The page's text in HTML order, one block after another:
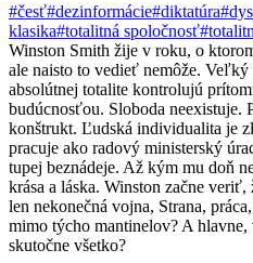
#česť#dezinformácie#diktatúra
klasika#totalitná spoločnosť
Winston Smith žije v roku, o
ale naisto to vedieť nemôže.
absolútnej totalite kontrolujú
budúcnosťou. Sloboda neexistuje.
konštrukt. Ľudská individualita je
pracuje ako radový ministerský
tupej beznádeje. Až kým mu doň
krása a láska. Winston začne
len nekonečná vojna, Strana,
mimo týcho mantinelov? A
skutočne všetko?